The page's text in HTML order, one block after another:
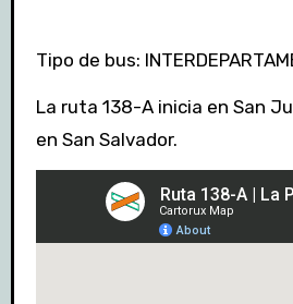
Tipo de bus:
La ruta 138-A inicia en San
en San Salvador.